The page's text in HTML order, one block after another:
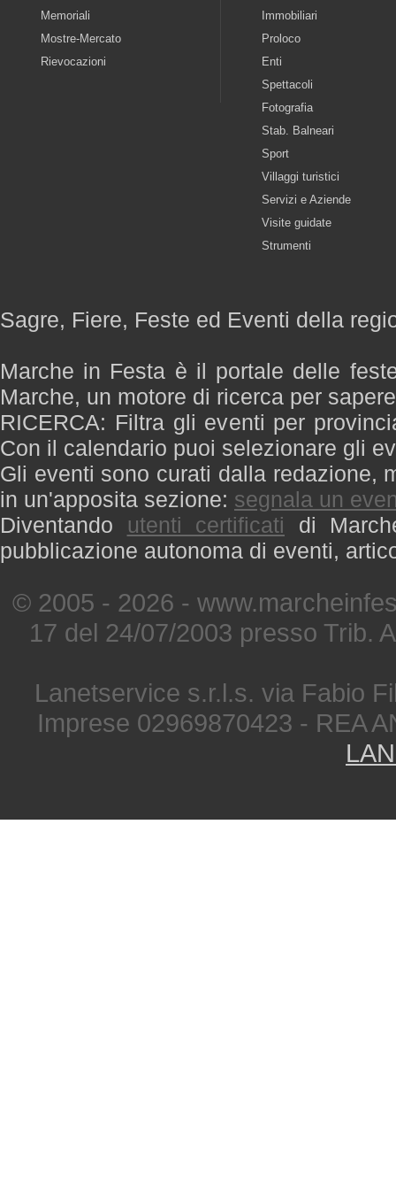
Memoriali
Mostre-Mercato
Rievocazioni
Immobiliari
Proloco
Enti
Spettacoli
Fotografia
Stab. Balneari
Sport
Villaggi turistici
Servizi e Aziende
Visite guidate
Strumenti
Sagre, Fiere, Feste ed Eventi della
Marche in Festa è il portale delle
Marche, un motore di ricerca per
RICERCA: Filtra gli eventi per
Con il calendario puoi selezionare gli
Gli eventi sono curati dalla redazione,
in un'apposita sezione: segnala un
Diventando utenti certificati di
pubblicazione autonoma di eventi,
© 2005 - 2026 -
17 del 24/07/2003 presso Trib.
Lanetservice s.r.l.s. via Fabio
Imprese 02969870423 - REA